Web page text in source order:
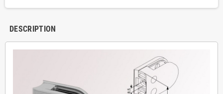
DESCRIPTION